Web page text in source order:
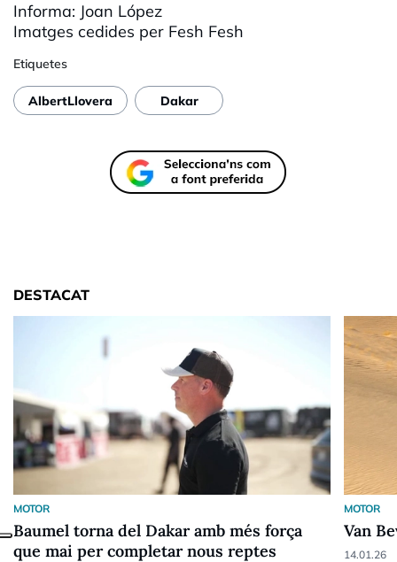
Informa: Joan López
Imatges cedides per Fesh Fesh
Etiquetes
AlbertLlovera Dakar
DESTACAT
MOTOR
Baumel torna del Dakar amb més força
que mai per completar nous reptes
MOTOR
Van
14.01.26